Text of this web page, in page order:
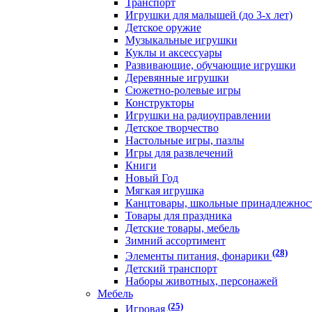
Транспорт
Игрушки для малышей (до 3-х лет)
Детское оружие
Музыкальные игрушки
Куклы и аксессуары
Развивающие, обучающие игрушки
Деревянные игрушки
Сюжетно-ролевые игры
Конструкторы
Игрушки на радиоуправлении
Детское творчество
Настольные игры, пазлы
Игры для развлечений
Книги
Новый Год
Мягкая игрушка
Канцтовары, школьные
Товары для праздника
Детские товары, мебель
Зимний ассортимент
Элементы питания, фонарики(28)
Детский транспорт
Наборы животных, персонажей
Мебель
Игровая(25)